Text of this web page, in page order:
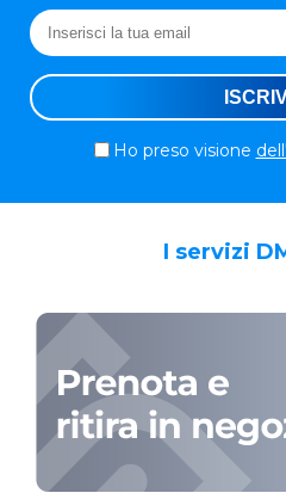
Ho preso visione
I servizi